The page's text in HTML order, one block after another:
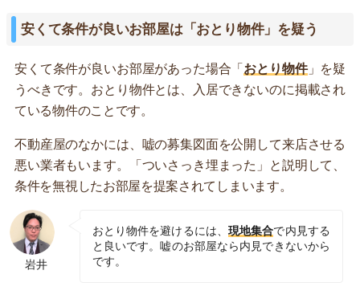
安くて条件が良いお部屋は「おとり物件」を疑う
安くて条件が良いお部屋があった場合「 おとり物件」を疑
うべきです。おとり物件とは、入居できないのに掲載され
ている物件のことです。
不動産屋のなかには、嘘の募集図面を公開して来店させる
悪い業者もいます。「ついさっき埋まった」と説明して、
条件を無視したお部屋を提案されてしまいます。
岩井
おとり物件を避けるには、現地集合で内見する
と良いです。嘘のお部屋なら内見できないから
です。